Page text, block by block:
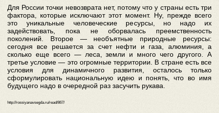
Для России точки невозврата нет, потому что у страны есть три
фактора, которые исключают этот момент. Ну, прежде всего
это уникальные человеческие ресурсы, но надо их
задействовать, пока не оборвалась преемственность
поколений. Второе — необъятные природные ресурсы:
сегодня все решается за счет нефти и газа, алюминия, а
сколько еще всего — леса, земли и много чего другого. А
третье условие — это огромные территории. В стране есть все
условия для динамичного развития, осталось только
сформулировать национальную идею и понять, что во имя
будущего надо в очередной раз засучить рукава.
http://rossiyanavsegda.ru/read/867/